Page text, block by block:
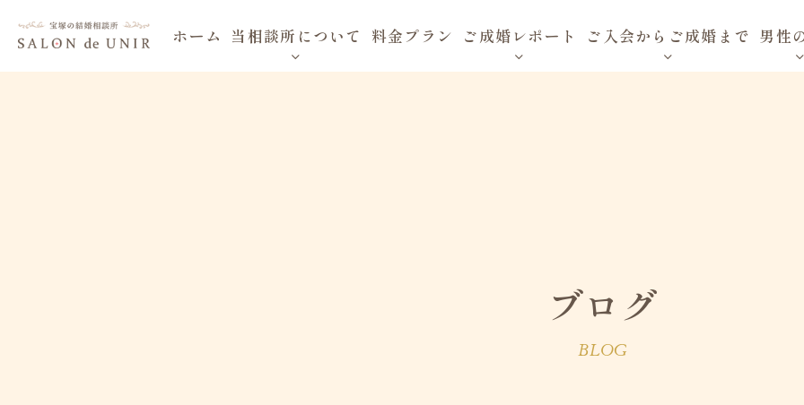
ホーム 当相談所について 料金プラン ご成婚レポート ご入会からご成婚まで 男性
ブログ
BLOG